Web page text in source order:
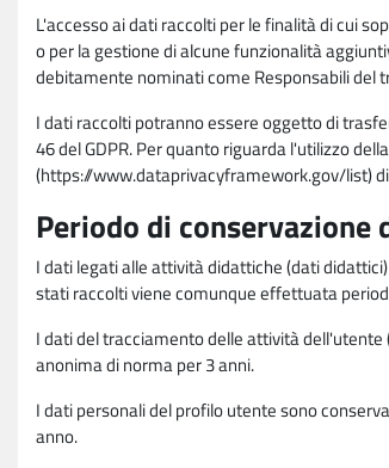
L'accesso ai dati raccolti per le finalità di cui
o per la gestione di alcune funzionalità
debitamente nominati come Responsabili del
I dati raccolti potranno essere oggetto di
46 del GDPR. Per quanto riguarda l'utilizzo
(https://www.dataprivacyframework.gov/list)
Periodo di conservazione
I dati legati alle attività didattiche (dati
stati raccolti viene comunque effettuata
I dati del tracciamento delle attività
anonima di norma per 3 anni.
I dati personali del profilo utente sono
anno.